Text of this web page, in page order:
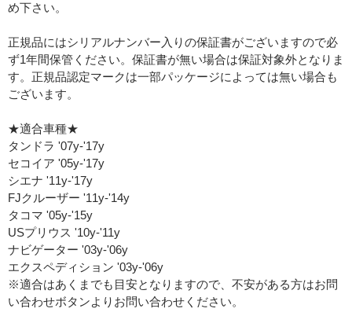
め下さい。
正規品にはシリアルナンバー入りの保証書がございますので必
ず1年間保管ください。保証書が無い場合は保証対象外となりま
す。正規品認定マークは一部パッケージによっては無い場合も
ございます。
★適合車種★
タンドラ '07y-'17y
セコイア '05y-'17y
シエナ '11y-'17y
FJクルーザー '11y-'14y
タコマ '05y-'15y
USプリウス '10y-'11y
ナビゲーター '03y-'06y
エクスペディション '03y-'06y
※適合はあくまでも目安となりますので、不安がある方はお問
い合わせボタンよりお問い合わせください。